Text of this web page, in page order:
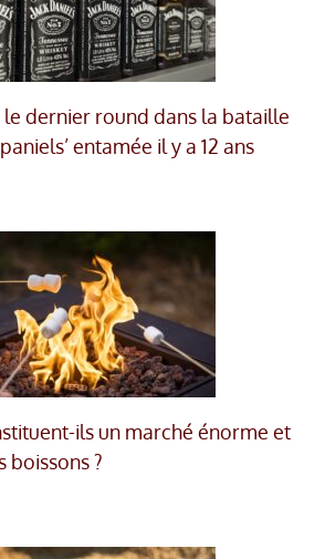
le dernier round dans la bataille
entamée il y a 12 ans
ils un marché énorme et
boissons ?